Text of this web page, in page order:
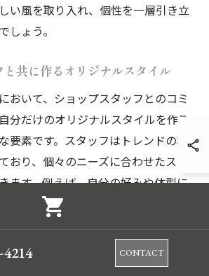
い風を取り入れ、個性を一層引き立
しょう。
と共に作るオリジナルスタイル
おいて、ショップスタッフとのコミ
分だけのオリジナルスタイルを作り
要素です。スタッフはトレンドの移
おり、個々のニーズに合わせたスタ
ます。例えば、自分の好みや体型に
ぶ際、スタッフのアドバイスを受け
らの提案は新しいファッションの可
となります。セレクトショップで
4214 CONTACT